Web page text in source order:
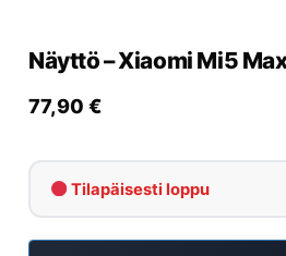
Varaa huolto
Näyttö – Xiaomi Mi5
77,90 €
Tilapäisesti loppu